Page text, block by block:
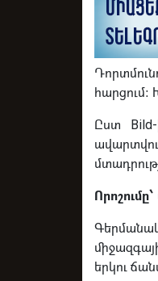
հարցում։
Ըստ
երկու